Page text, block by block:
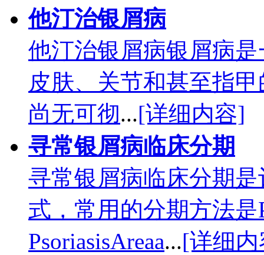
他汀治银屑病
他汀治银屑病银屑病
皮肤、关节和甚至指
尚无可彻...[详细内容]
寻常银屑病临床分期
寻常银屑病临床分期
式，常用的分期方法
PsoriasisAreaa...[详细